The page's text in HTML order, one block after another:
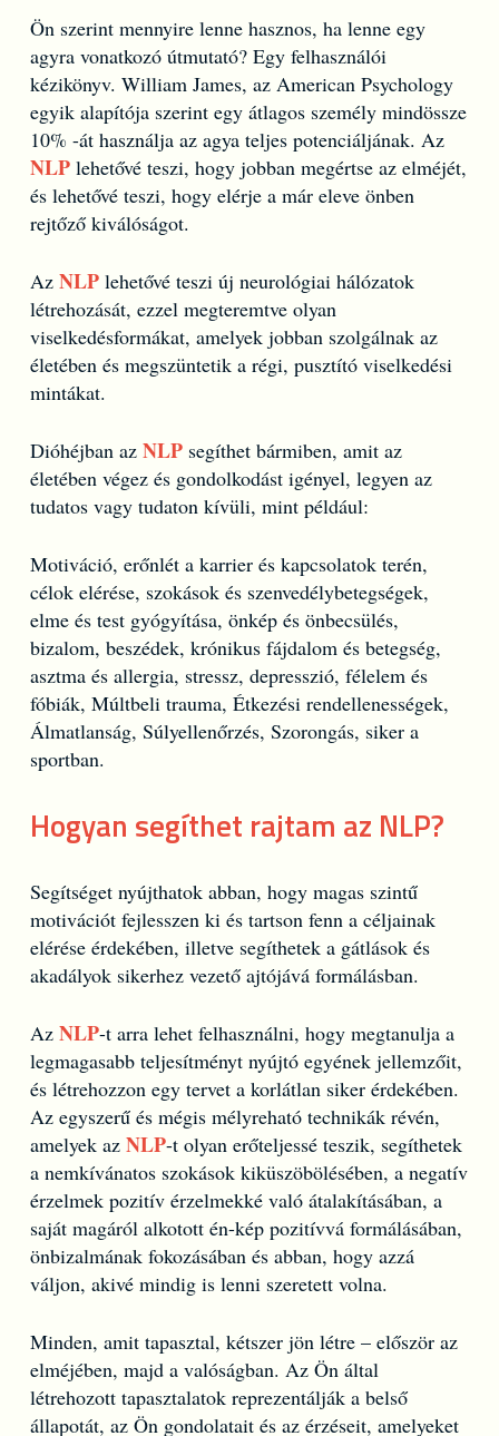
Ön szerint mennyire lenne hasznos, ha lenne egy
agyra vonatkozó útmutató? Egy felhasználói
kézikönyv. William James, az American Psychology
egyik alapítója szerint egy átlagos személy mindössze
10% -át használja az agya teljes potenciáljának. Az
NLPlehetővé teszi, hogy jobban megértse az elméjét,
és lehetővé teszi, hogy elérje a már eleve önben
rejtőző kiválóságot.
Az NLPlehetővé teszi új neurológiai hálózatok
létrehozását, ezzel megteremtve olyan
viselkedésformákat, amelyek jobban szolgálnak az
életében és megszüntetik a régi, pusztító viselkedési
mintákat.
Dióhéjban az NLPsegíthet bármiben, amit az
életében végez és gondolkodást igényel, legyen az
tudatos vagy tudaton kívüli, mint például:
Motiváció, erőnlét a karrier és kapcsolatok terén,
célok elérése, szokások és szenvedélybetegségek,
elme és test gyógyítása, önkép és önbecsülés,
bizalom, beszédek, krónikus fájdalom és betegség,
asztma és allergia, stressz, depresszió, félelem és
fóbiák, Múltbeli trauma, Étkezési rendellenességek,
Álmatlanság, Súlyellenőrzés, Szorongás, siker a
sportban.
Hogyan segíthet rajtam az NLP?
Segítséget nyújthatok abban, hogy magas szintű
motivációt fejlesszen ki és tartson fenn a céljainak
elérése érdekében, illetve segíthetek a gátlások és
akadályok sikerhez vezető ajtójává formálásban.
AzNLP-t arra lehet felhasználni, hogy megtanulja a
legmagasabb teljesítményt nyújtó egyének jellemzőit,
és létrehozzon egy tervet a korlátlan siker érdekében.
Az egyszerű és mégis mélyreható technikák révén,
amelyek az NLP-t olyan erőteljessé teszik, segíthetek
a nemkívánatos szokások kiküszöbölésében, a negatív
érzelmek pozitív érzelmekké való átalakításában, a
saját magáról alkotott én-kép pozitívvá formálásában,
önbizalmának fokozásában és abban, hogy azzá
váljon, akivé mindig is lenni szeretett volna.
Minden, amit tapasztal, kétszer jön létre – először az
elméjében, majd a valóságban. Az Ön által
létrehozott tapasztalatok reprezentálják a belső
állapotát, az Ön gondolatait és az érzéseit, amelyeket